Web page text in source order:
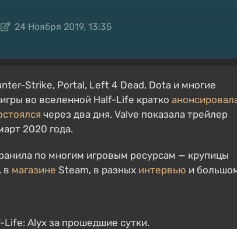
24 Ноября 2019, 13:35
Strike, Portal, Left 4 Dead, Dota и многие
во вселенной Half-Life кратко
через два дня. Valve показала трейлер
2020 года.
по многим игровым ресурсам — крупицы
в магазине Steam, в разных интервью и
Life: Alyx за прошедшие сутки.